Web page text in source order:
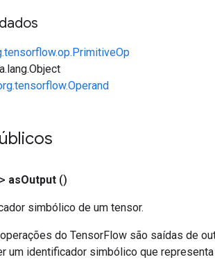
asOutput ()
simbólico de um tensor.
do TensorFlow são saídas de
um identificador simbólico que